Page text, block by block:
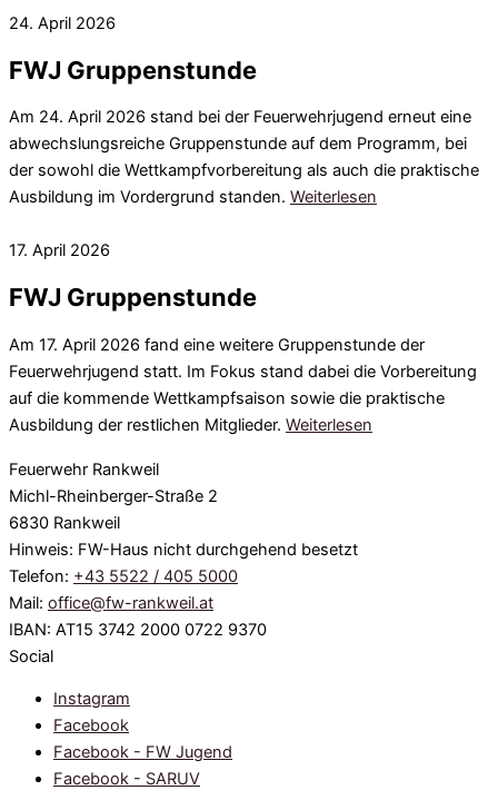
24. April 2026
FWJ Gruppenstunde
Am 24. April 2026 stand bei der Feuerwehrjugend erneut eine
abwechslungsreiche Gruppenstunde auf dem Programm, bei
der sowohl die Wettkampfvorbereitung als auch die praktische
Ausbildung im Vordergrund standen. Weiterlesen
17. April 2026
FWJ Gruppenstunde
Am 17. April 2026 fand eine weitere Gruppenstunde der
Feuerwehrjugend statt. Im Fokus stand dabei die Vorbereitung
auf die kommende Wettkampfsaison sowie die praktische
Ausbildung der restlichen Mitglieder. Weiterlesen
Feuerwehr Rankweil
Michl-Rheinberger-Straße 2
6830 Rankweil
Hinweis: FW-Haus nicht durchgehend besetzt
Telefon: +43 5522 / 405 5000
Mail: office@fw-rankweil.at
IBAN: AT15 3742 2000 0722 9370
Social
Instagram
Facebook
Facebook - FW Jugend
Facebook - SARUV